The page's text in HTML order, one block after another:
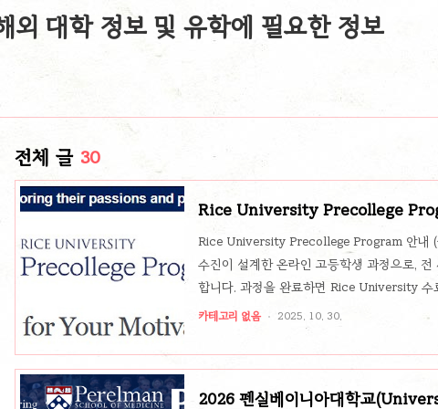
외 대학 정보 및 유학에 필요한 정보
전체 글 30
Rice University Precollege
Rice University Precollege Program 안내 (
수진이 설계한 온라인 고등학생 과정으로,
합니다. 과정을 완료하면 Rice University 수
과목당 총 20–30시간 내외의 학습 분량이 제
신청할 수 있나요?만 13세 이상 고등학생.
신청 가능하며, 신속 심사가 안내되어 있습
카테고리 없음 2025. 10. 30.
2026 펜실베이니아대학교